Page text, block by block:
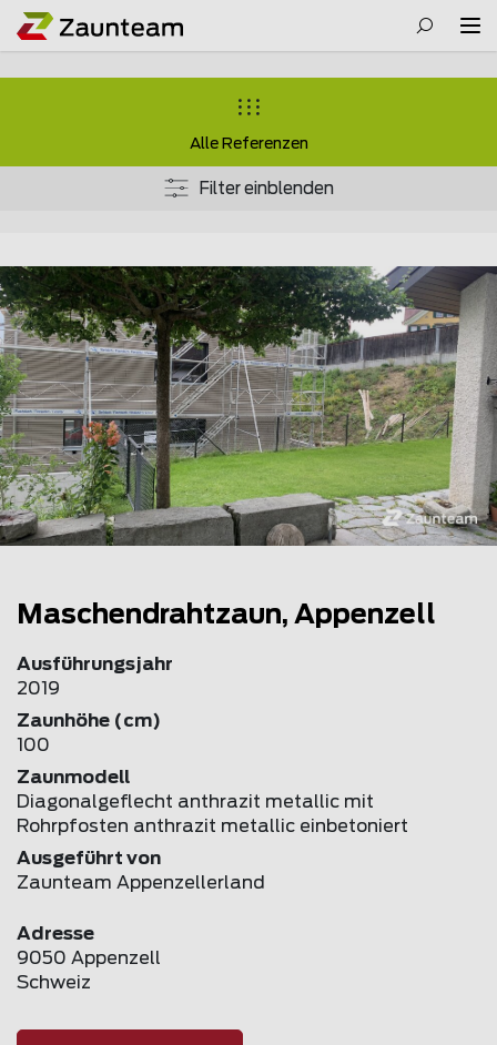
Alle Referenzen
Filter einblenden
Maschendrahtzaun, Appenzell
Ausführungsjahr
2019
Zaunhöhe (cm)
100
Zaunmodell
Diagonalgeflecht anthrazit metallic mit
Rohrpfosten anthrazit metallic einbetoniert
Ausgeführt von
Zaunteam Appenzellerland
Adresse
9050 Appenzell
Schweiz